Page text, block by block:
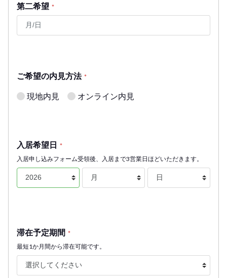
第二希望 *
ご希望の内見方法 *
現地内見 オンライン内見
入居希望日 *
入居申し込みフォーム受領後、入居まで3営業日ほどいただきます。
滞在予定期間 *
最短1か月間から滞在可能です。